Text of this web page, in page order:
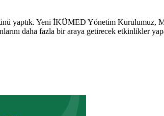
yaptık. Yeni İKÜMED Yönetim Kurulumuz,
daha fazla bir araya getirecek etkinlikler